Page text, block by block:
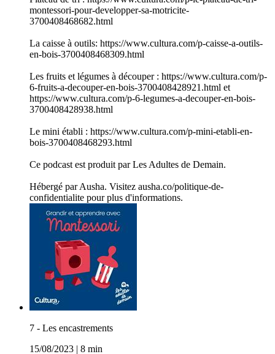
montessori-pour-developper-sa-motricite-
3700408468682.html
La caisse à outils: https://www.cultura.com/p-caisse-a-outils-
en-bois-3700408468309.html
Les fruits et légumes à découper : https://www.cultura.com/p-
6-fruits-a-decouper-en-bois-3700408428921.html et
https://www.cultura.com/p-6-legumes-a-decouper-en-bois-
3700408428938.html
Le mini établi : https://www.cultura.com/p-mini-etabli-en-
bois-3700408468293.html
Ce podcast est produit par Les Adultes de Demain.
Hébergé par Ausha. Visitez ausha.co/politique-de-
confidentialite pour plus d'informations.
7 - Les encastrements
15/08/2023
8 min